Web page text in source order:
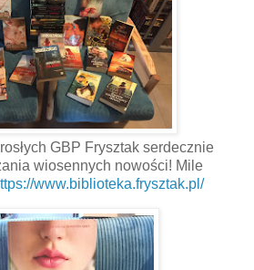
GBP Frysztak serdecznie
wiosennych nowości! Mile
www.biblioteka.frysztak.pl/